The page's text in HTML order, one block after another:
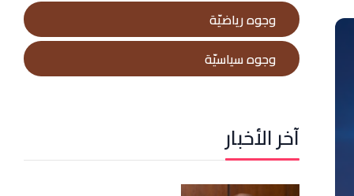
وجوه رياضيّة
وجوه سياسيّة
آخر الأخبار